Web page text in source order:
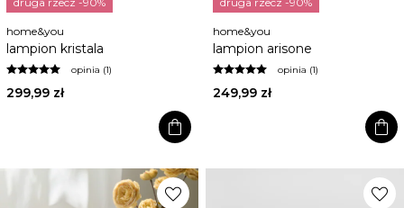
home&you
lampion kristala
opinia (1)
299,99 zł
shopping_bag
home&you
lampion arisone
opinia (1)
249,99 zł
shopping_bag
favorite favorite